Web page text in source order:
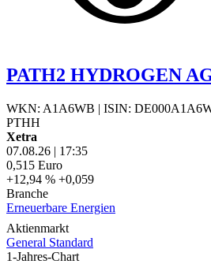
PATH2 HYDROGEN
WKN: A1A6WB | ISIN:
PTHH
Xetra
07.08.26 | 17:35
0,515 Euro
+12,94 % +0,059
Branche
Erneuerbare Energien
Aktienmarkt
General Standard
1-Jahres-Chart